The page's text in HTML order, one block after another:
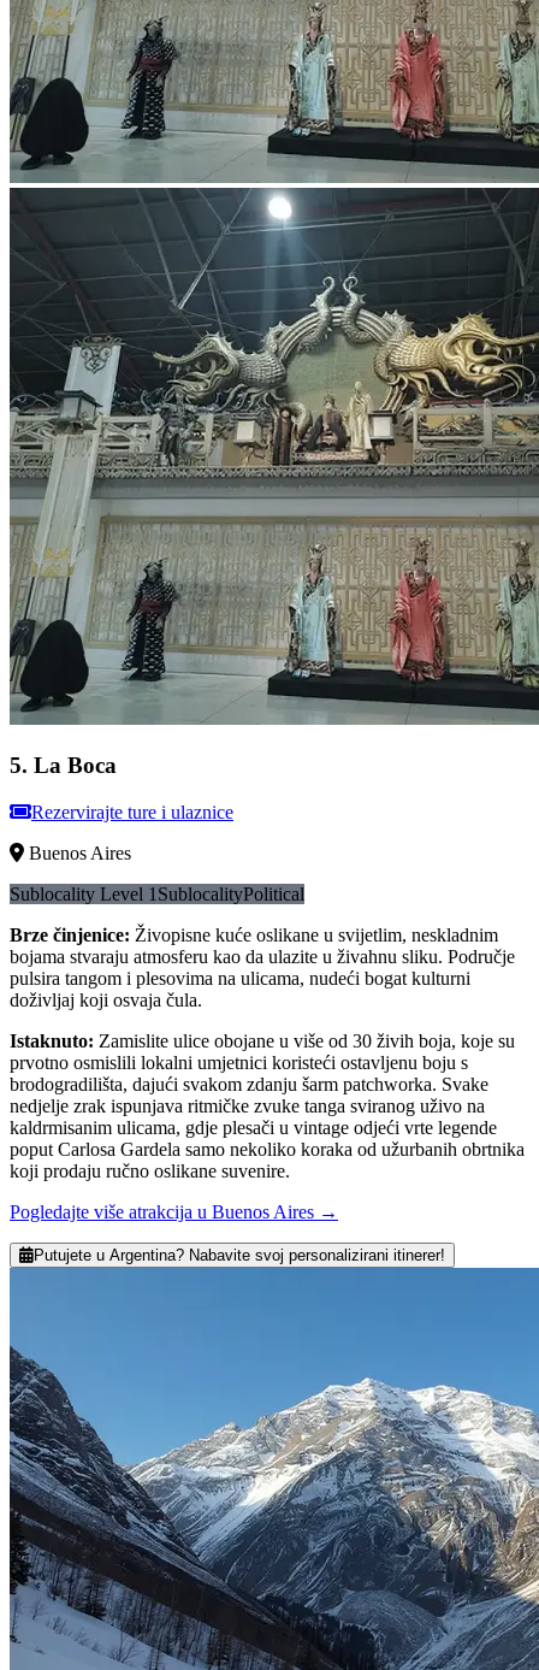
5. La Boca
Rezervirajte ture i ulaznice
Buenos Aires
Sublocality Level 1 SublocalityPolitical
Brze činjenice: Živopisne kuće oslikane u svijetlim, neskladnim
bojama stvaraju atmosferu kao da ulazite u živahnu sliku. Područje
pulsira tangom i plesovima na ulicama, nudeći bogat kulturni
doživljaj koji osvaja čula.
Istaknuto: Zamislite ulice obojane u više od 30 živih boja, koje su
prvotno osmislili lokalni umjetnici koristeći ostavljenu boju s
brodogradilišta, dajući svakom zdanju šarm patchworka. Svake
nedjelje zrak ispunjava ritmičke zvuke tanga sviranog uživo na
kaldrmisanim ulicama, gdje plesači u vintage odjeći vrte legende
poput Carlosa Gardela samo nekoliko koraka od užurbanih obrtnika
koji prodaju ručno oslikane suvenire.
Pogledajte više atrakcija u Buenos Aires →
Putujete u Argentina? Nabavite svoj personalizirani itinerer!